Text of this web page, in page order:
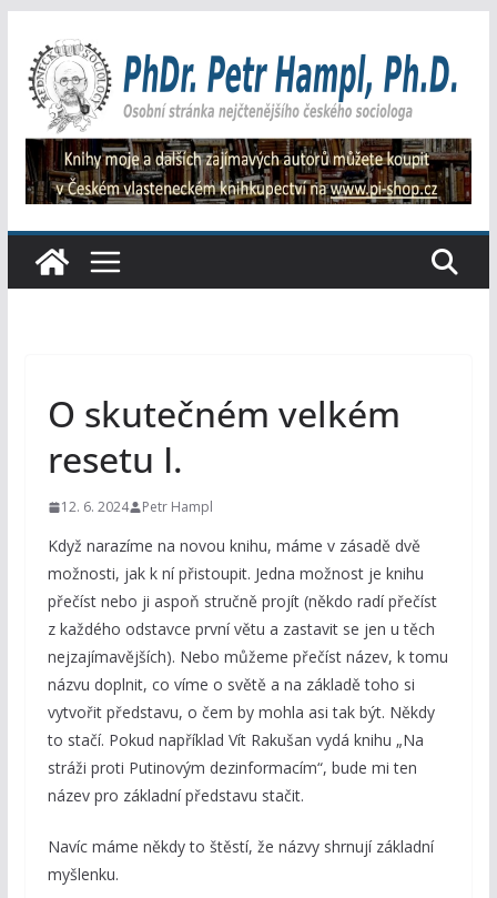
obsah
O skutečném velkém
resetu I.
12. 6. 2024 Petr Hampl
Když narazíme na novou knihu, máme v zásadě dvě
možnosti, jak k ní přistoupit. Jedna možnost je knihu
přečíst nebo ji aspoň stručně projít (někdo radí přečíst
z každého odstavce první větu a zastavit se jen u těch
nejzajímavějších). Nebo můžeme přečíst název, k tomu
názvu doplnit, co víme o světě a na základě toho si
vytvořit představu, o čem by mohla asi tak být. Někdy
to stačí. Pokud například Vít Rakušan vydá knihu „Na
stráži proti Putinovým dezinformacím“, bude mi ten
název pro základní představu stačit.
Navíc máme někdy to štěstí, že názvy shrnují základní
myšlenku.